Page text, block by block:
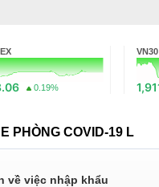
0.19%
VN30
PHÒNG COVID-19 L
về việc nhập khẩu